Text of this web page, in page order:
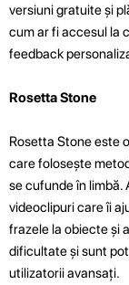
versiuni gratuite și
cum ar fi accesul la
feedback
Rosetta Stone
Rosetta Stone este
care folosește
se cufunde în limbă.
videoclipuri care îi
frazele la obiecte și
dificultate și sunt
utilizatorii avansați.